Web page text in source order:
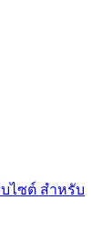
ไซต์ สำหรับ